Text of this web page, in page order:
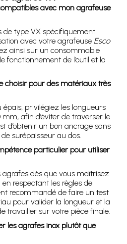
avec mon agrafeuse
de type VX spécifiquement
avec votre agrafeuse Esco
ainsi sur un consommable
fonctionnement de l’outil et la
choisir pour des matériaux très
privilégiez les longueurs
afin d’éviter de traverser le
d’obtenir un bon ancrage sans
surépaisseur au dos.
particulier pour utiliser
agrafes dès que vous maîtrisez
en respectant les règles de
recommandé de faire un test
pour valider la longueur et la
travailler sur votre pièce finale.
les agrafes inox plutôt que